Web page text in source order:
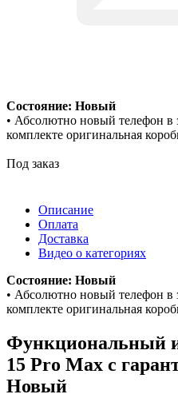
Состояние: Новый
• Абсолютно новый телефон в
комплекте оригинальная
Под заказ
Описание
Оплата
Доставка
Видео о категориях
Состояние: Новый
• Абсолютно новый телефон в
комплекте оригинальная
Функциональный
15 Pro Max с
Новый